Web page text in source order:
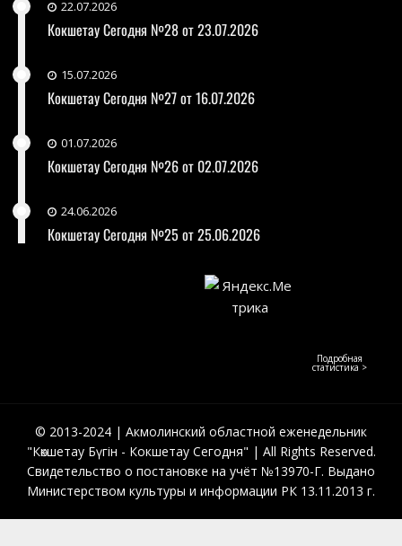
22.07.2026
Кокшетау Сегодня №28 от 23.07.2026
15.07.2026
Кокшетау Сегодня №27 от 16.07.2026
01.07.2026
Кокшетау Сегодня №26 от 02.07.2026
24.06.2026
Кокшетау Сегодня №25 от 25.06.2026
Подробная
статистика >
© 2013-2024 | Акмолинский областной еженедельник
"Көкшетау Бүгін - Кокшетау Сегодня" | All Rights Reserved.
Свидетельство о постановке на учёт №13970-Г. Выдано
Министерством культуры и информации РК 13.11.2013 г.